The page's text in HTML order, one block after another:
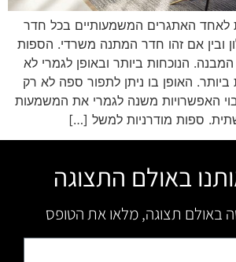
האתגרים המשמעותיים בכל חדר
ובין אם זהו חדר המתנה משרדי. הספות
הנוכחות ביותר ובאופן לגמרי לא
האופן בו ניתן לתפור ספה לא רק
האפשרויות משנה לגמרי את המשמעות
ספות מודרניות למשל […]
באולם התצוגה
באולם תצוגה, מלאו את הטופס